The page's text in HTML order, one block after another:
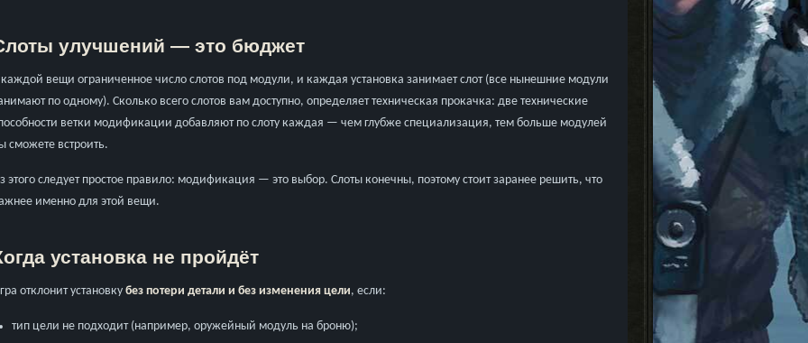
улучшений — это бюджет
вещи ограниченное число слотов под модули, и каждая установка занимает слот (все нынешние модули
по одному). Сколько всего слотов вам доступно, определяет техническая прокачка: две технические
ветки модификации добавляют по слоту каждая — чем глубже специализация, тем больше модулей
сможете встроить.
этого следует простое правило: модификация — это выбор. Слоты конечны, поэтому стоит заранее решить, что
именно для этой вещи.
установка не пройдёт
отклонит установку без потери детали и без изменения цели, если:
тип цели не подходит (например, оружейный модуль на броню);